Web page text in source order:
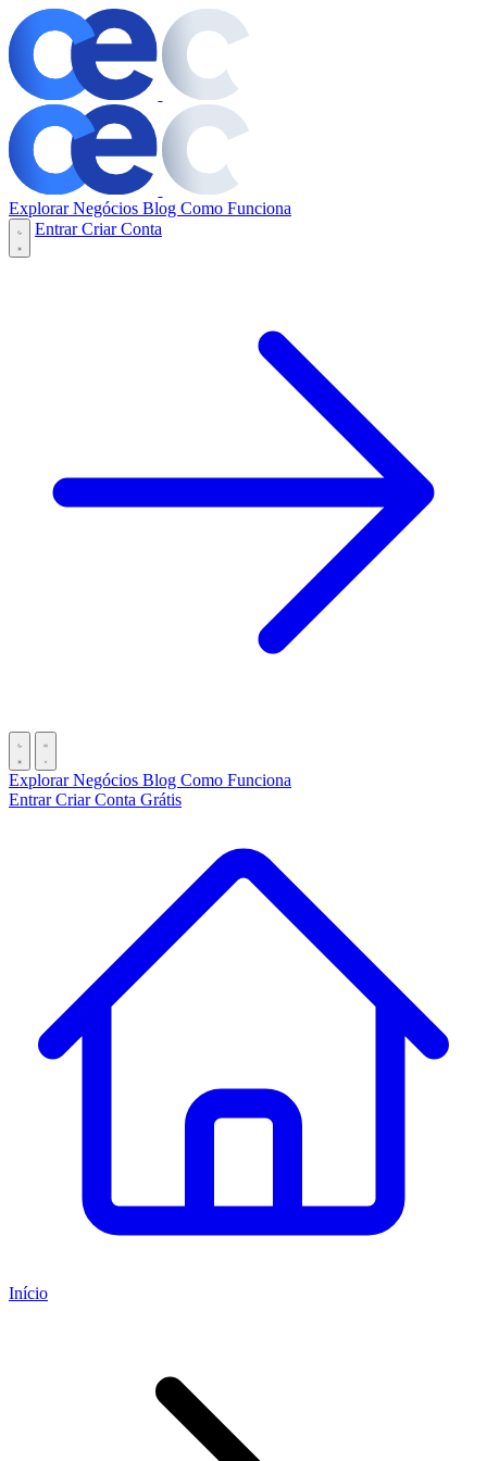
Explorar Negócios Blog Como Funciona
EntrarCriar Conta
Explorar Negócios Blog Como Funciona
EntrarCriar Conta Grátis
Início